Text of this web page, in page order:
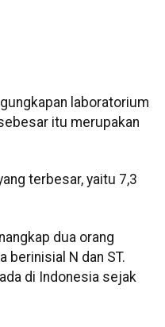
laboratorium
itu merupakan
terbesar, yaitu 7,3
dua orang
berinisial N dan ST.
di Indonesia sejak